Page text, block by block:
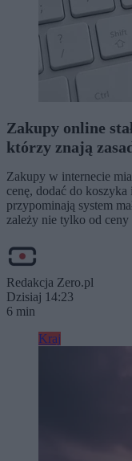
Zakupy online
którzy znają
Zakupy w internecie
cenę, dodać do koszyka
przypominają system
zależy nie tylko od
Redakcja Zero.pl
Dzisiaj 14:23
6 min
Kraj